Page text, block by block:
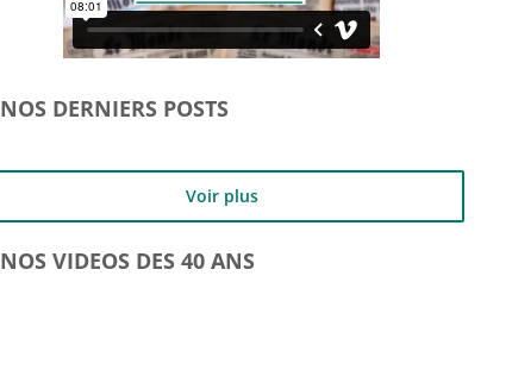
NOS DERNIERS POSTS
Voir plus
NOS VIDEOS DES 40 ANS